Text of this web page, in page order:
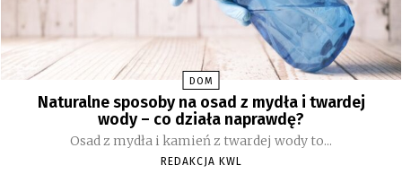
DOM
Naturalne sposoby na osad z mydła i twardej
wody – co działa naprawdę?
Osad z mydła i kamień z twardej wody to...
REDAKCJA KWL